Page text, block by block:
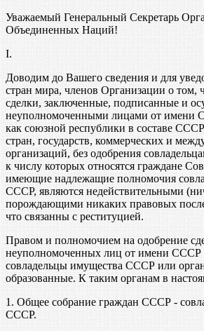
Уважаемый Генеральный Секретарь
Объединенных Наций!
I.
Доводим до Вашего сведения и для
стран мира, членов Организации о том,
сделки, заключенные, подписанные и
неуполномоченными лицами от
как союзной республики в составе
стран, государств, коммерческих и
организаций, без одобрения
к числу которых относятся граждане
имеющие надлежащие полномочия
СССР, являются недействительными
порождающими никаких правовых
что связанны с реституцией.
Правом и полномочием на одобрение
неуполномоченных лиц от имени СССР
совладельцы имущества СССР или
образованные. К таким органам в
1. Общее собрание граждан СССР -
СССР.